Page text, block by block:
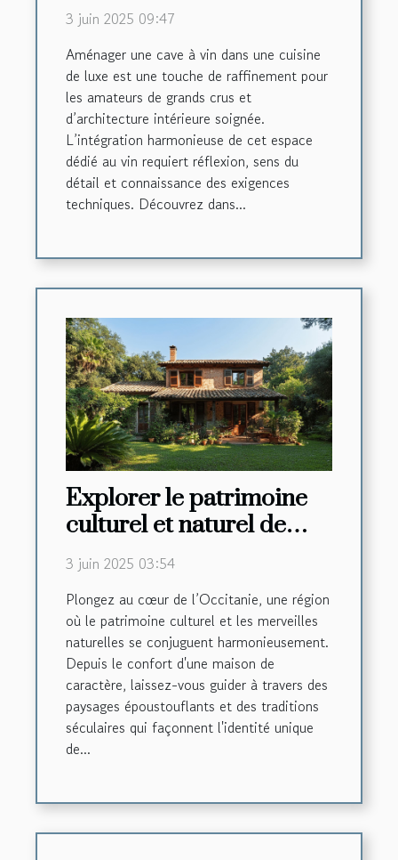
cuisine de luxe
3 juin 2025 09:47
Aménager une cave à vin dans une cuisine
de luxe est une touche de raffinement pour
les amateurs de grands crus et
d’architecture intérieure soignée.
L’intégration harmonieuse de cet espace
dédié au vin requiert réflexion, sens du
détail et connaissance des exigences
techniques. Découvrez dans...
Explorer le patrimoine
culturel et naturel de
l'Occitanie depuis une
maison de caractère
3 juin 2025 03:54
Plongez au cœur de l’Occitanie, une région
où le patrimoine culturel et les merveilles
naturelles se conjuguent harmonieusement.
Depuis le confort d'une maison de
caractère, laissez-vous guider à travers des
paysages époustouflants et des traditions
séculaires qui façonnent l'identité unique
de...